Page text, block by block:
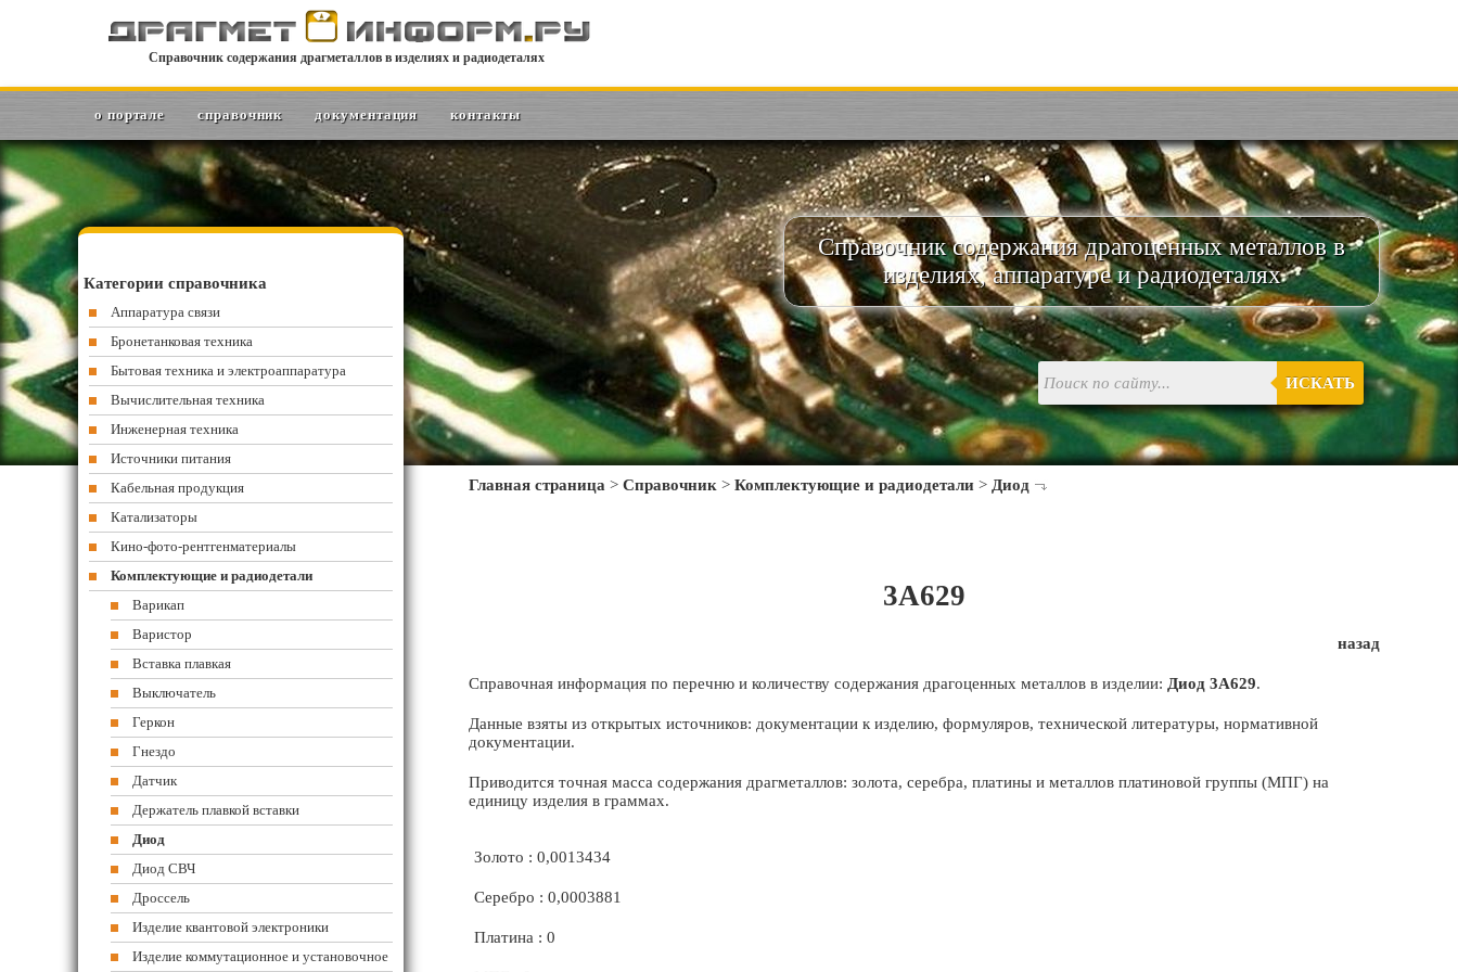
Справочник содержания драгметаллов в изделиях и радиодеталях
о портале справочник документация контакты
Справочник содержания драгоценных металлов в
изделиях, аппаратуре и радиодеталях
ИСКАТЬ
Главная страница > Справочник > Комплектующие и радиодетали > Диод
3А629
назад
Справочная информация по перечню и количеству содержания драгоценных металлов в изделии: Диод 3А629.
Данные взяты из открытых источников: документации к изделию, формуляров, технической литературы, нормативной
документации.
Приводится точная масса содержания драгметаллов: золота, серебра, платины и металлов платиновой группы (МПГ) на
единицу изделия в граммах.
Золото : 0,0013434
Серебро : 0,0003881
Платина : 0
Категории справочника
Аппаратура связи
Бронетанковая техника
Бытовая техника и электроаппаратура
Вычислительная техника
Инженерная техника
Источники питания
Кабельная продукция
Катализаторы
Кино-фото-рентгенматериалы
Комплектующие и радиодетали
Варикап
Варистор
Вставка плавкая
Выключатель
Геркон
Гнездо
Датчик
Держатель плавкой вставки
Диод
Диод СВЧ
Дроссель
Изделие квантовой электроники
Изделие коммутационное и установочное